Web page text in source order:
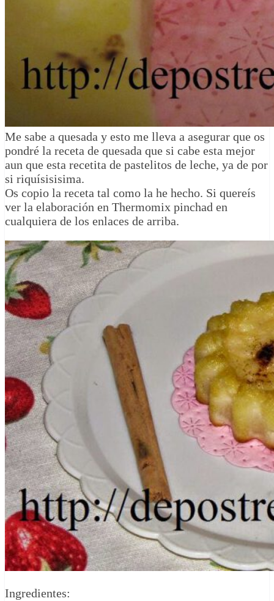
Me sabe a quesada y esto me lleva a asegurar que os
pondré la receta de quesada que si cabe esta mejor
aun que esta recetita de pastelitos de leche, ya de por
si riquísisisima.
Os copio la receta tal como la he hecho. Si quereís
ver la elaboración en Thermomix pinchad en
cualquiera de los enlaces de arriba.
Ingredientes: